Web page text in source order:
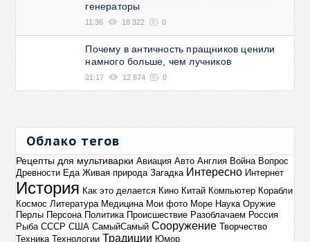
генераторы
11:36 18 322 0
Почему в античность пращников ценили
намного больше, чем лучников
21:17 12 874 0
Облако тегов
Рецепты для мультиварки Авиация Авто Англия Война Вопрос
Древности Еда Живая природа Загадка Интересно Интернет
История Как это делается Кино Китай Компьютер Корабли
Космос Литература Медицина Мои фото Море Наука Оружие
Перлы Персона Политика Происшествие Разоблачаем Россия
Рыба СССР США СамыйСамый Сооружение Творчество
Техника Технологии Традиции Юмор